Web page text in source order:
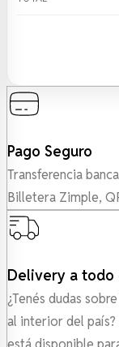
Pago Seguro
Transferencia
Billetera Zimple,
Delivery a todo
¿Tenés dudas
al interior del